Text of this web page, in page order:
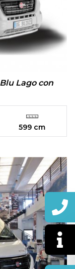
Lago con
599 cm